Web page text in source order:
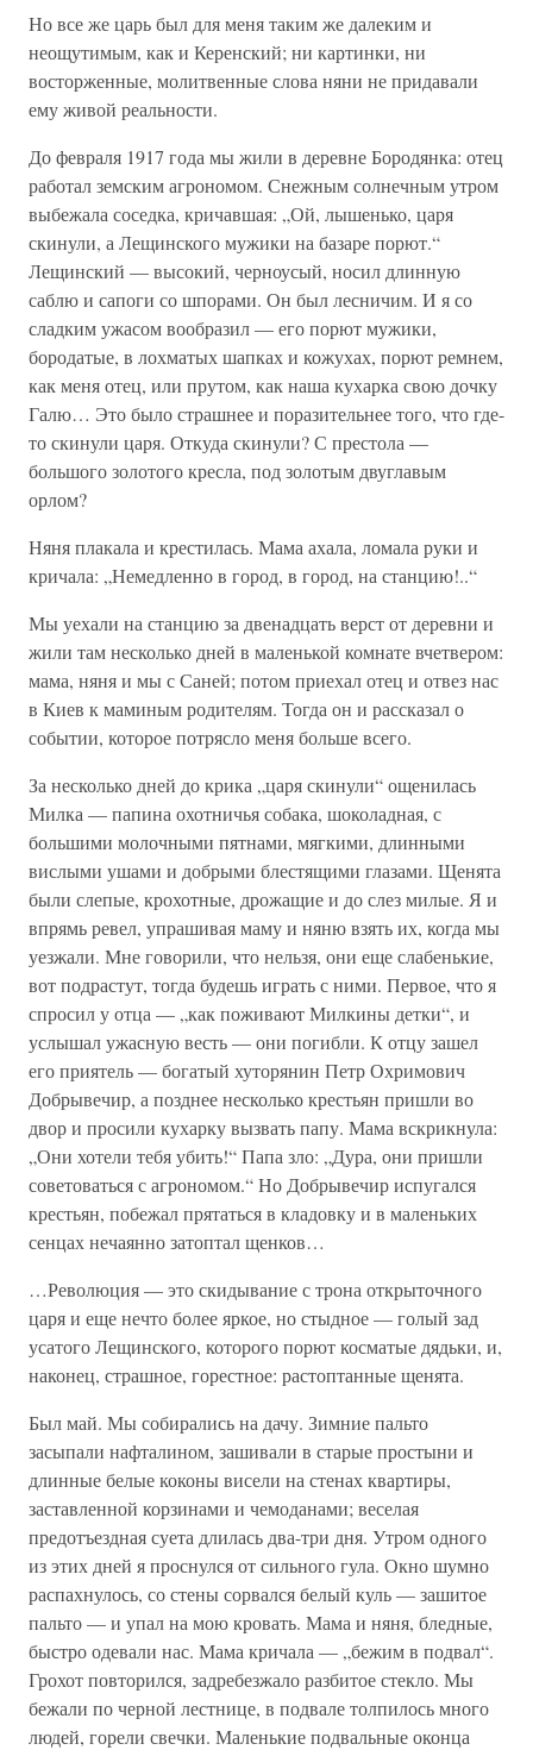
Но все же царь был для меня таким же далеким и
неощутимым, как и Керенский; ни картинки, ни
восторженные, молитвенные слова няни не придавали
ему живой реальности.
До февраля 1917 года мы жили в деревне Бородянка: отец
работал земским агрономом. Снежным солнечным утром
выбежала соседка, кричавшая: „Ой, лышенько, царя
скинули, а Лещинского мужики на базаре порют.“
Лещинский — высокий, черноусый, носил длинную
саблю и сапоги со шпорами. Он был лесничим. И я со
сладким ужасом вообразил — его порют мужики,
бородатые, в лохматых шапках и кожухах, порют ремнем,
как меня отец, или прутом, как наша кухарка свою дочку
Галю… Это было страшнее и поразительнее того, что где-
то скинули царя. Откуда скинули? С престола —
большого золотого кресла, под золотым двуглавым
орлом?
Няня плакала и крестилась. Мама ахала, ломала руки и
кричала: „Немедленно в город, в город, на станцию!..“
Мы уехали на станцию за двенадцать верст от деревни и
жили там несколько дней в маленькой комнате вчетвером:
мама, няня и мы с Саней; потом приехал отец и отвез нас
в Киев к маминым родителям. Тогда он и рассказал о
событии, которое потрясло меня больше всего.
За несколько дней до крика „царя скинули“ ощенилась
Милка — папина охотничья собака, шоколадная, с
большими молочными пятнами, мягкими, длинными
вислыми ушами и добрыми блестящими глазами. Щенята
были слепые, крохотные, дрожащие и до слез милые. Я и
впрямь ревел, упрашивая маму и няню взять их, когда мы
уезжали. Мне говорили, что нельзя, они еще слабенькие,
вот подрастут, тогда будешь играть с ними. Первое, что я
спросил у отца — „как поживают Милкины детки“, и
услышал ужасную весть — они погибли. К отцу зашел
его приятель — богатый хуторянин Петр Охримович
Добрывечир, а позднее несколько крестьян пришли во
двор и просили кухарку вызвать папу. Мама вскрикнула:
„Они хотели тебя убить!“ Папа зло: „Дура, они пришли
советоваться с агрономом.“ Но Добрывечир испугался
крестьян, побежал прятаться в кладовку и в маленьких
сенцах нечаянно затоптал щенков…
…Революция — это скидывание с трона открыточного
царя и еще нечто более яркое, но стыдное — голый зад
усатого Лещинского, которого порют косматые дядьки, и,
наконец, страшное, горестное: растоптанные щенята.
Был май. Мы собирались на дачу. Зимние пальто
засыпали нафталином, зашивали в старые простыни и
длинные белые коконы висели на стенах квартиры,
заставленной корзинами и чемоданами; веселая
предотъездная суета длилась два-три дня. Утром одного
из этих дней я проснулся от сильного гула. Окно шумно
распахнулось, со стены сорвался белый куль — зашитое
пальто — и упал на мою кровать. Мама и няня, бледные,
быстро одевали нас. Мама кричала — „бежим в подвал“.
Грохот повторился, задребезжало разбитое стекло. Мы
бежали по черной лестнице, в подвале толпилось много
людей, горели свечки. Маленькие подвальные оконца